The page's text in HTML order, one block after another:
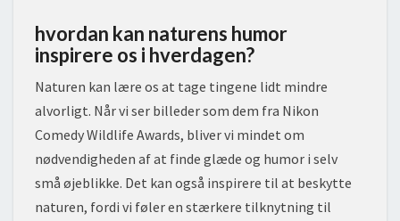
hvordan kan naturens humor
inspirere os i hverdagen?
Naturen kan lære os at tage tingene lidt mindre
alvorligt. Når vi ser billeder som dem fra Nikon
Comedy Wildlife Awards, bliver vi mindet om
nødvendigheden af at finde glæde og humor i selv
små øjeblikke. Det kan også inspirere til at beskytte
naturen, fordi vi føler en stærkere tilknytning til